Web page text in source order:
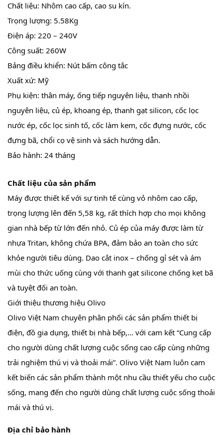
Chất liệu: Nhôm cao cấp, cao su kín.
Trọng lượng: 5.58Kg
Điện áp: 220 – 240V
Công suất: 260W
Bảng điều khiển: Nút bấm công tắc
Xuất xứ: Mỹ
Phụ kiện: thân máy, ống tiếp nguyên liệu, thanh nhồi
nguyên liệu, củ ép, khoang ép, thanh gạt silicon, cốc lọc
nước ép, cốc lọc sinh tố, cốc làm kem, cốc đựng nước, cốc
đựng bã, chổi cọ vệ sinh và sách hướng dẫn.
Bảo hành: 24 tháng
Chất liệu của sản phẩm
Máy được thiết kế với sự tinh tế cùng vỏ nhôm cao cấp,
trọng lượng lên đến 5,58 kg, rất thích hợp cho mọi không
gian nhà bếp từ lớn đến nhỏ. Củ ép của máy được làm từ
nhựa Tritan, không chứa BPA, đảm bảo an toàn cho sức
khỏe người tiêu dùng. Dao cắt inox – chống gỉ sét và ám
mùi cho thức uống cùng với thanh gạt silicone chống kẹt bã
và tuyệt đối an toàn.
Giới thiệu thương hiệu Olivo
Olivo Việt Nam chuyên phân phối các sản phẩm thiết bị
điện, đồ gia dụng, thiết bị nhà bếp,… với cam kết “Cung cấp
cho người dùng chất lượng cuộc sống cao cấp cùng những
trải nghiệm thú vị và thoải mái”. Olivo Việt Nam luôn cam
kết biến các sản phẩm thành một nhu cầu thiết yếu cho cuộc
sống, mang đến cho người dùng chất lượng cuộc sống thoải
mái và thú vị.
Địa chỉ bảo hành